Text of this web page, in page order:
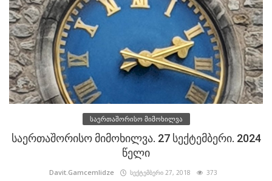
საერთაშორისო მიმოხილვა
საერთაშორისო მიმოხილვა. 27 სექტემბერი. 2024
წელი
Davit.Gamcemlidze სექტემბერი 27, 2018 373